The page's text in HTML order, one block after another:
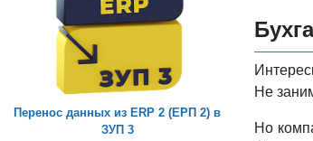
Перенос данных из ERP 2 (ЕРП 2) в
ЗУП 3
Не
Но